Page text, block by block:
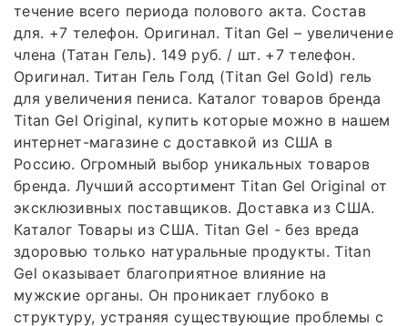
течение всего периода полового акта. Состав
для. +7 телефон. Оригинал. Titan Gel – увеличение
члена (Татан Гель). 149 руб. / шт. +7 телефон.
Оригинал. Титан Гель Голд (Titan Gel Gold) гель
для увеличения пениса. Каталог товаров бренда
Titan Gel Original, купить которые можно в нашем
интернет-магазине с доставкой из США в
Россию. Огромный выбор уникальных товаров
бренда. Лучший ассортимент Titan Gel Original от
эксклюзивных поставщиков. Доставка из США.
Каталог Товары из США. Titan Gel - без вреда
здоровью только натуральные продукты. Titan
Gel оказывает благоприятное влияние на
мужские органы. Он проникает глубоко в
структуру, устраняя существующие проблемы с